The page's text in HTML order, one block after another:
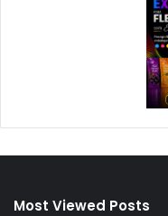
Most Viewed Posts